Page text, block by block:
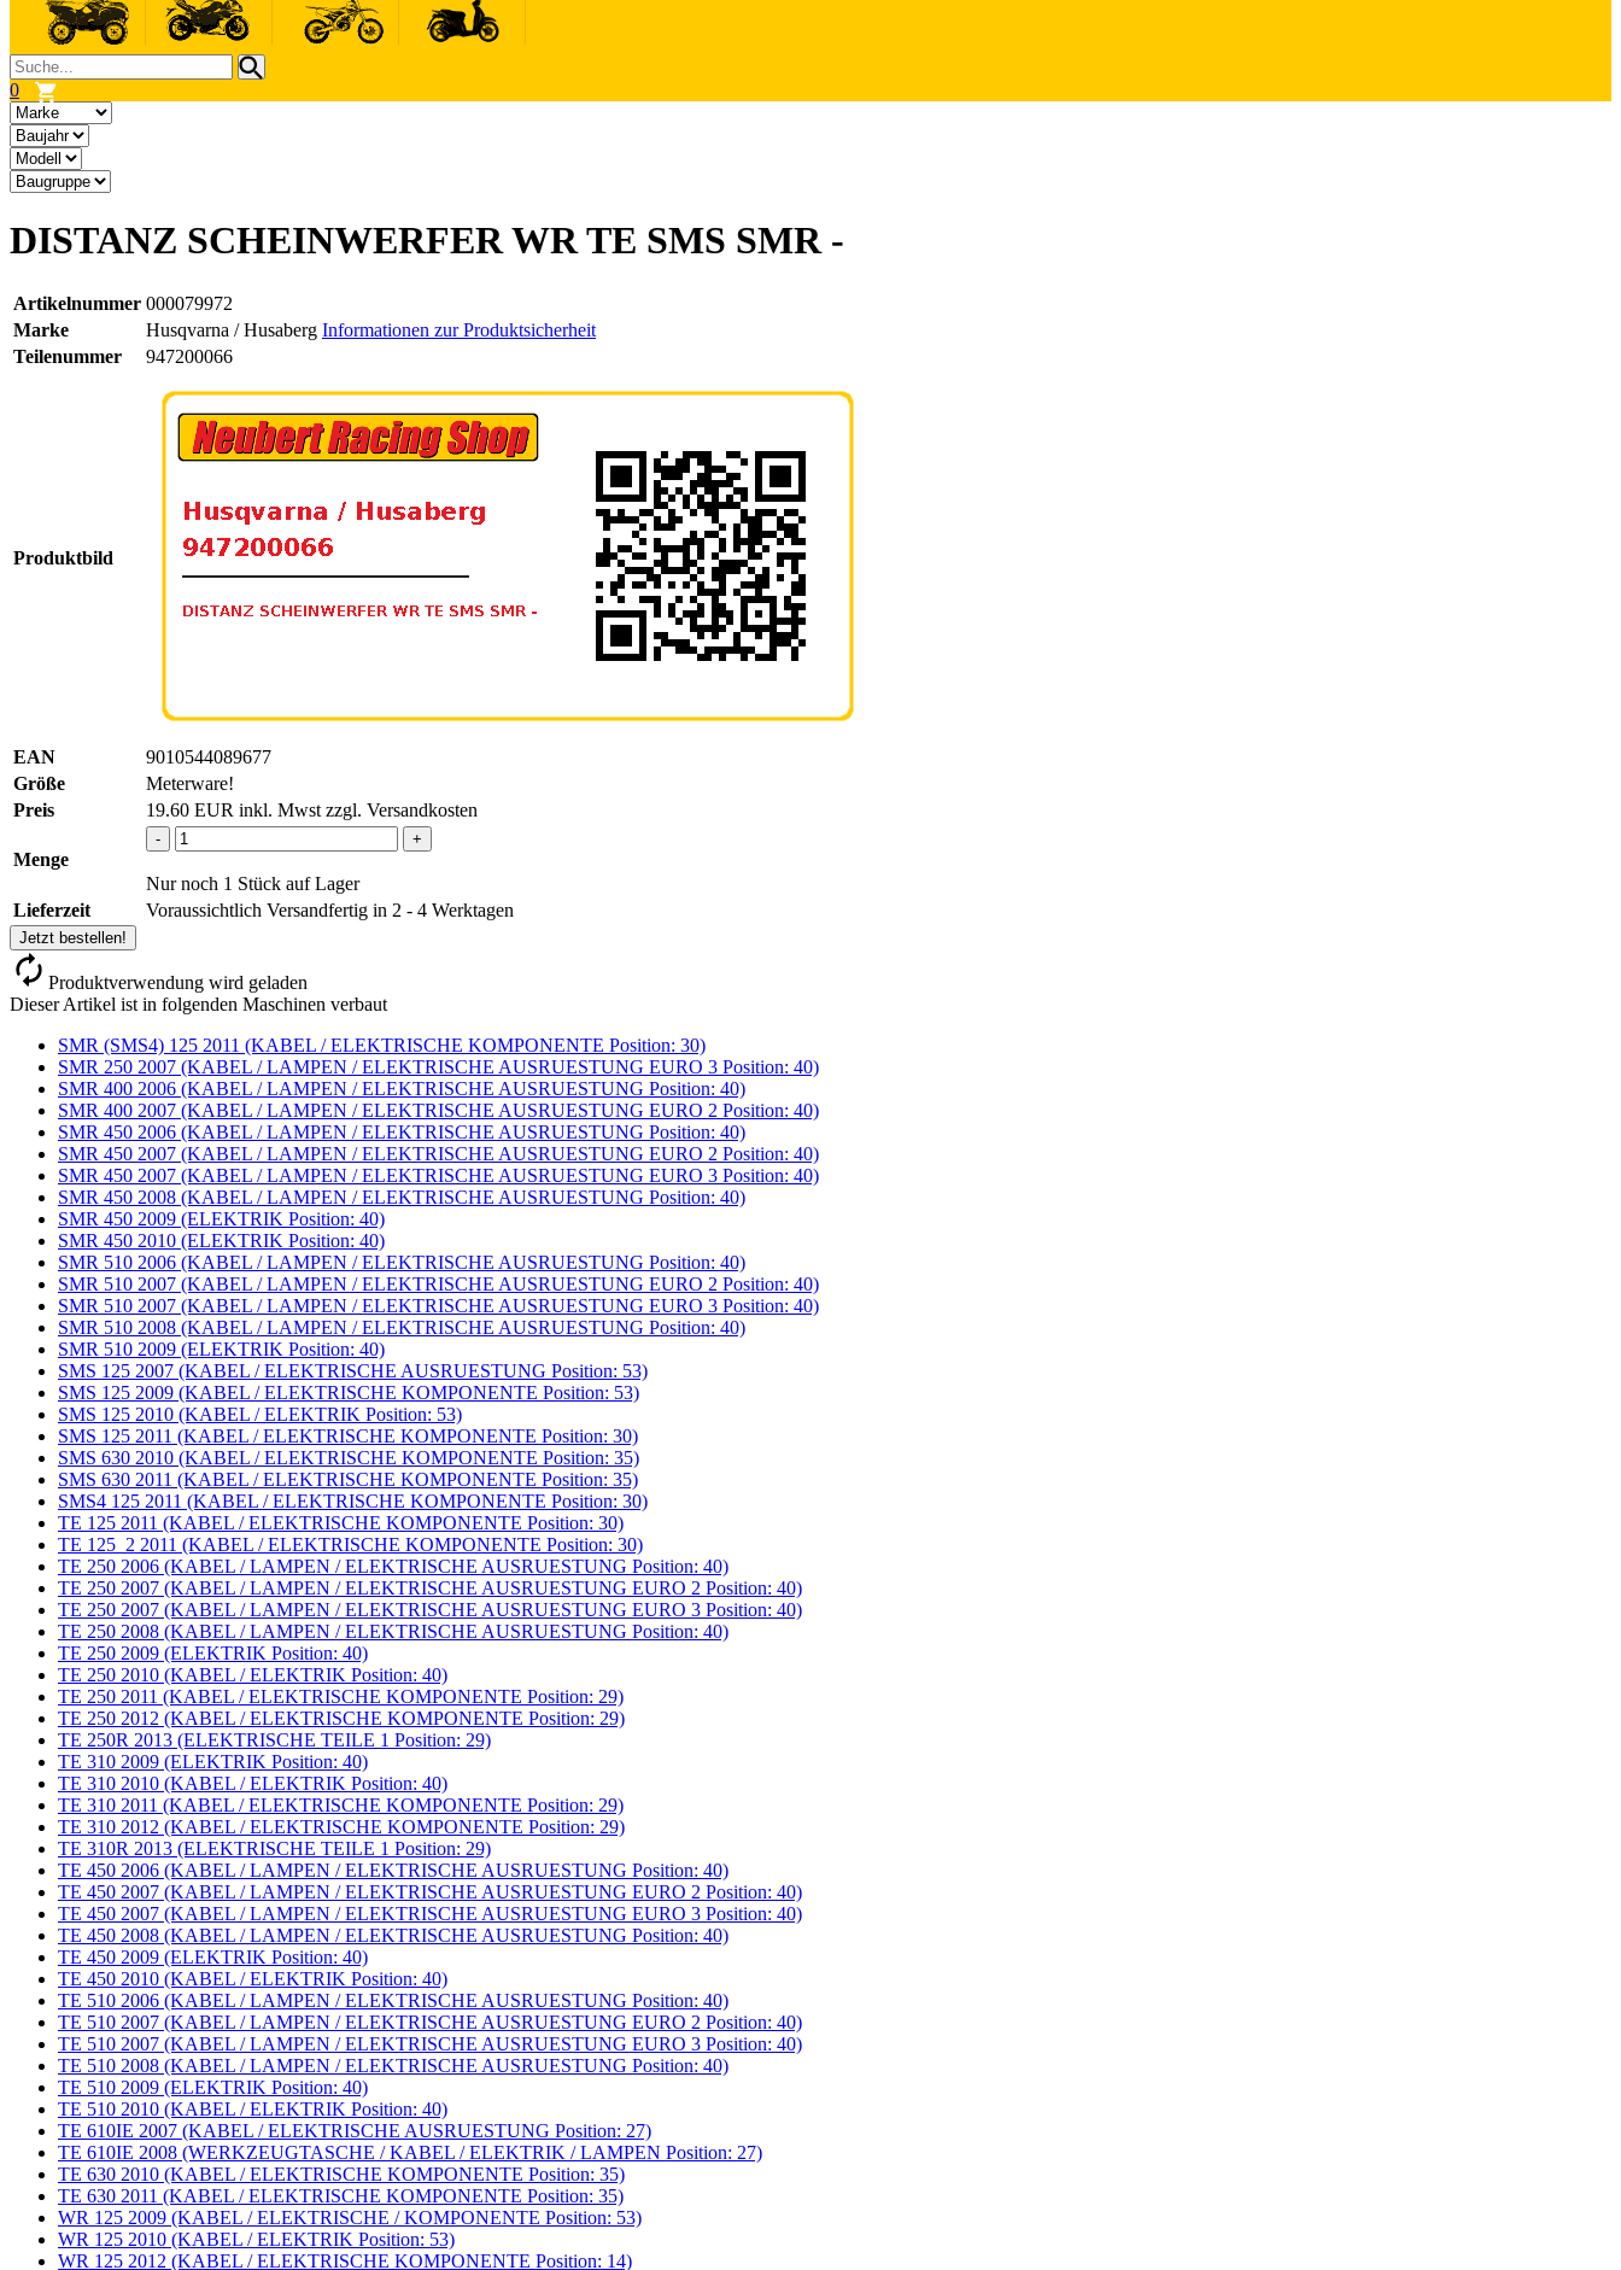
0
DISTANZ SCHEINWERFER WR TE SMS SMR -
Artikelnummer 000079972
Marke
Husqvarna / Husaberg Informationen zur Produktsicherheit
Teilenummer
947200066
Produktbild
EAN
9010544089677
Größe
Meterware!
Preis
19.60 EUR inkl. Mwst zzgl. Versandkosten
Menge
- +
Nur noch 1 Stück auf Lager
Lieferzeit
Voraussichtlich Versandfertig in 2 - 4 Werktagen
Jetzt bestellen!
Produktverwendung wird geladen
Dieser Artikel ist in folgenden Maschinen verbaut
SMR (SMS4) 125 2011 (KABEL / ELEKTRISCHE KOMPONENTE Position: 30)
SMR 250 2007 (KABEL / LAMPEN / ELEKTRISCHE AUSRUESTUNG EURO 3 Position: 40)
SMR 400 2006 (KABEL / LAMPEN / ELEKTRISCHE AUSRUESTUNG Position: 40)
SMR 400 2007 (KABEL / LAMPEN / ELEKTRISCHE AUSRUESTUNG EURO 2 Position: 40)
SMR 450 2006 (KABEL / LAMPEN / ELEKTRISCHE AUSRUESTUNG Position: 40)
SMR 450 2007 (KABEL / LAMPEN / ELEKTRISCHE AUSRUESTUNG EURO 2 Position: 40)
SMR 450 2007 (KABEL / LAMPEN / ELEKTRISCHE AUSRUESTUNG EURO 3 Position: 40)
SMR 450 2008 (KABEL / LAMPEN / ELEKTRISCHE AUSRUESTUNG Position: 40)
SMR 450 2009 (ELEKTRIK Position: 40)
SMR 450 2010 (ELEKTRIK Position: 40)
SMR 510 2006 (KABEL / LAMPEN / ELEKTRISCHE AUSRUESTUNG Position: 40)
SMR 510 2007 (KABEL / LAMPEN / ELEKTRISCHE AUSRUESTUNG EURO 2 Position: 40)
SMR 510 2007 (KABEL / LAMPEN / ELEKTRISCHE AUSRUESTUNG EURO 3 Position: 40)
SMR 510 2008 (KABEL / LAMPEN / ELEKTRISCHE AUSRUESTUNG Position: 40)
SMR 510 2009 (ELEKTRIK Position: 40)
SMS 125 2007 (KABEL / ELEKTRISCHE AUSRUESTUNG Position: 53)
SMS 125 2009 (KABEL / ELEKTRISCHE KOMPONENTE Position: 53)
SMS 125 2010 (KABEL / ELEKTRIK Position: 53)
SMS 125 2011 (KABEL / ELEKTRISCHE KOMPONENTE Position: 30)
SMS 630 2010 (KABEL / ELEKTRISCHE KOMPONENTE Position: 35)
SMS 630 2011 (KABEL / ELEKTRISCHE KOMPONENTE Position: 35)
SMS4 125 2011 (KABEL / ELEKTRISCHE KOMPONENTE Position: 30)
TE 125 2011 (KABEL / ELEKTRISCHE KOMPONENTE Position: 30)
TE 125_2 2011 (KABEL / ELEKTRISCHE KOMPONENTE Position: 30)
TE 250 2006 (KABEL / LAMPEN / ELEKTRISCHE AUSRUESTUNG Position: 40)
TE 250 2007 (KABEL / LAMPEN / ELEKTRISCHE AUSRUESTUNG EURO 2 Position: 40)
TE 250 2007 (KABEL / LAMPEN / ELEKTRISCHE AUSRUESTUNG EURO 3 Position: 40)
TE 250 2008 (KABEL / LAMPEN / ELEKTRISCHE AUSRUESTUNG Position: 40)
TE 250 2009 (ELEKTRIK Position: 40)
TE 250 2010 (KABEL / ELEKTRIK Position: 40)
TE 250 2011 (KABEL / ELEKTRISCHE KOMPONENTE Position: 29)
TE 250 2012 (KABEL / ELEKTRISCHE KOMPONENTE Position: 29)
TE 250R 2013 (ELEKTRISCHE TEILE 1 Position: 29)
TE 310 2009 (ELEKTRIK Position: 40)
TE 310 2010 (KABEL / ELEKTRIK Position: 40)
TE 310 2011 (KABEL / ELEKTRISCHE KOMPONENTE Position: 29)
TE 310 2012 (KABEL / ELEKTRISCHE KOMPONENTE Position: 29)
TE 310R 2013 (ELEKTRISCHE TEILE 1 Position: 29)
TE 450 2006 (KABEL / LAMPEN / ELEKTRISCHE AUSRUESTUNG Position: 40)
TE 450 2007 (KABEL / LAMPEN / ELEKTRISCHE AUSRUESTUNG EURO 2 Position: 40)
TE 450 2007 (KABEL / LAMPEN / ELEKTRISCHE AUSRUESTUNG EURO 3 Position: 40)
TE 450 2008 (KABEL / LAMPEN / ELEKTRISCHE AUSRUESTUNG Position: 40)
TE 450 2009 (ELEKTRIK Position: 40)
TE 450 2010 (KABEL / ELEKTRIK Position: 40)
TE 510 2006 (KABEL / LAMPEN / ELEKTRISCHE AUSRUESTUNG Position: 40)
TE 510 2007 (KABEL / LAMPEN / ELEKTRISCHE AUSRUESTUNG EURO 2 Position: 40)
TE 510 2007 (KABEL / LAMPEN / ELEKTRISCHE AUSRUESTUNG EURO 3 Position: 40)
TE 510 2008 (KABEL / LAMPEN / ELEKTRISCHE AUSRUESTUNG Position: 40)
TE 510 2009 (ELEKTRIK Position: 40)
TE 510 2010 (KABEL / ELEKTRIK Position: 40)
TE 610IE 2007 (KABEL / ELEKTRISCHE AUSRUESTUNG Position: 27)
TE 610IE 2008 (WERKZEUGTASCHE / KABEL / ELEKTRIK / LAMPEN Position: 27)
TE 630 2010 (KABEL / ELEKTRISCHE KOMPONENTE Position: 35)
TE 630 2011 (KABEL / ELEKTRISCHE KOMPONENTE Position: 35)
WR 125 2009 (KABEL / ELEKTRISCHE / KOMPONENTE Position: 53)
WR 125 2010 (KABEL / ELEKTRIK Position: 53)
WR 125 2012 (KABEL / ELEKTRISCHE KOMPONENTE Position: 14)